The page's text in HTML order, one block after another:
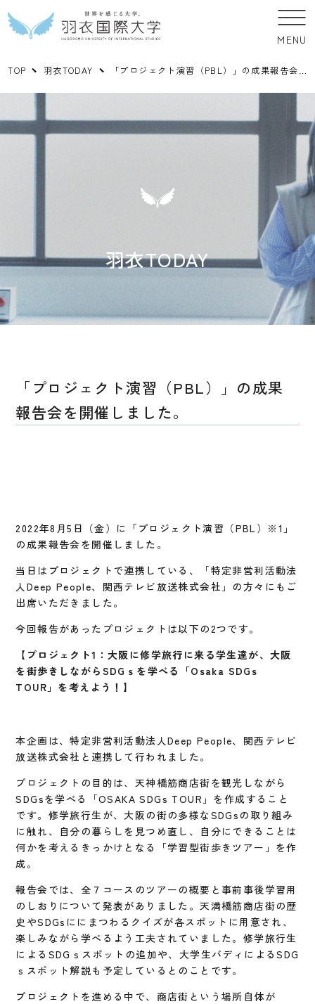
MENU
TOP 羽衣TODAY 「プロジェクト演習（PBL）」の成果報告会を開催しました。
羽衣TODAY
「プロジェクト演習（PBL）」の成果
報告会を開催しました。
2022年8月5日（金）に「プロジェクト演習（PBL）※1」
の成果報告会を開催しました。
当日はプロジェクトで連携している、「特定非営利活動法
人Deep People、関西テレビ放送株式会社」の方々にもご
出席いただきました。
今回報告があったプロジェクトは以下の2つです。
【プロジェクト1：大阪に修学旅行に来る学生達が、大阪
を街歩きしながらSDGｓを学べる「Osaka SDGs
TOUR」を考えよう！】
本企画は、特定非営利活動法人Deep People、関西テレビ
放送株式会社と連携して行われました。
プロジェクトの目的は、天神橋筋商店街を観光しながら
SDGsを学べる「OSAKA SDGs TOUR」を作成すること
です。修学旅行生が、大阪の街の多様なSDGsの取り組み
に触れ、自分の暮らしを見つめ直し、自分にできることは
何かを考えるきっかけとなる「学習型街歩きツアー」を作
成。
報告会では、全７コースのツアーの概要と事前事後学習用
のしおりについて発表がありました。天満橋筋商店街の歴
史やSDGsににまつわるクイズが各スポットに用意され、
楽しみながら学べるよう工夫されていました。修学旅行生
によるSDGｓスポットの追加や、大学生バディによるSDG
ｓスポット解説も予定しているとのことです。
プロジェクトを進める中で、商店街という場所自体が